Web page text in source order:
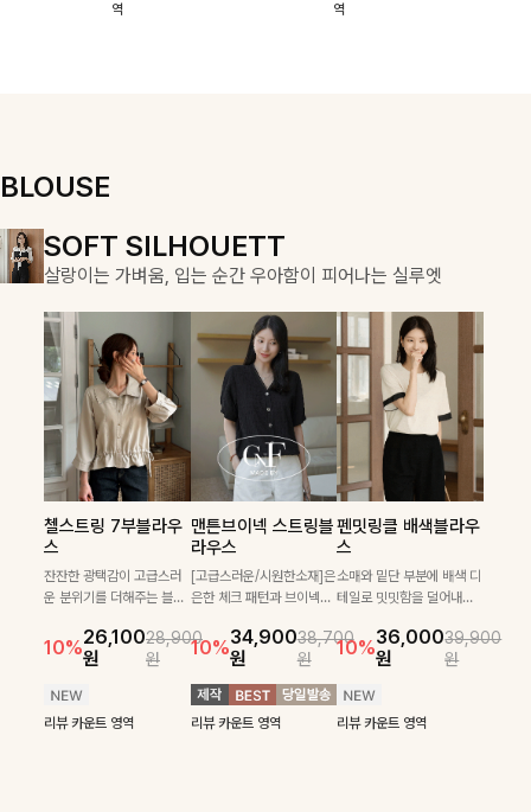
스에요🖤
역
할 수 있어요🤍
역
BLOUSE
SOFT SILHOUETT
살랑이는 가벼움, 입는 순간 우아함이 피어나는 실루엣
첼스트링 7부블라우
스
잔잔한 광택감이 고급스러
운 분위기를 더해주는 블라
프릴 밑단이 자연스럽게 실
루엣을 살려주며, 여유로운
스러운 무드를 완성해준답
니다 🤍
10%26,100
원
28,900
원
리뷰 카운트 영역
맨튼브이넥 스트링블
라우스
[고급스러운/시원한소재]은
은한 체크 패턴과 브이넥으
로 고급스러운 디테일을 넣
었으며 밑단스트링으로 핏
을 더욱 깔끔하게 잡아주는
블라우스예요 :)
10%34,900
원
38,700
원
리뷰 카운트 영역
펜밋링클 배색블라우
스
소매와 밑단 부분에 배색 디
테일로 밋밋함을 덜어내고
클 소재로 구김 걱정없이 즐
길 수 있는 블라우스랍니
10%36,000
원
39,900
원
리뷰 카운트 영역
COZY ESSENTIAL
매일의 일상을 부드럽게 감싸줄 니트 컬렉션
론클디 브이넥니트
부드럽게 몸을 감싸는 니트
짜임으로 편안한 착용감을
더해드리며 여유 있게 떨어
여리여리한 실루엣을 완성
해드려요 ✨ 단독은 물론 다
게 매치되는 데일리 니트랍
니다
10%원
원
리뷰 카운트 영역
칠스트라이프 카라7
부니트
[골드버튼/클래식무드🤍]
스트라이프 패턴으로 데일
이템입니다 카라넥 디자인
으로 깔끔한 이미지로 만들
어 주는 7부 니트입니다 ~
10%31,900
원
35,400
원
리뷰 카운트 영역
셀드펜던트 7부니트
넉넉한 핏으로 편하게 착용
가능한 심플&베이직 무드의
니트!레터리 펜던트로 고급
어요:D
10% 원
원
리뷰 카운트 영역
DOUBLE THE JOY
함께할 때 더욱 완벽한, 합리적인 선택으로 채우는 즐거움
필첸체크 스트링블라
우스+플레어스커트
SET
[활용도 좋은 투피스]은은한
테일이 어우러진 투피스 세
트입니다. 여유로운 상의와
풍성하게 퍼지는 롱스커트가
론, 단품으로도 다양하게 활
42,900
원
49,800
특스트라이프 링클원
피스+스트링자켓
SET
가볍고 시원한 링클 원피스
성되어 코디 고민 없이 완성
도 높은 스타일링을 연출해
주는 아이템 🤍 따로 또 같
이 활용하기 좋아 실용적이
며, 스트링 디테일로 다양한
69,900
원
79,400
원
헨틴링클 날개티셔츠
+치마바지SET
[텐션감↑/구김↓]가볍게
입기만 해도 코디가 완성되
럽게 퍼지는 프릴 날개 소매
가 우아한 포인트를 더해드
립니다💕 잔잔한 링클 텍스
처 소재와 편안한 허리밴딩
으로 하루 종일 산뜻하고 쾌
12%29,900
원
33,900
원
리뷰 카운트 영역